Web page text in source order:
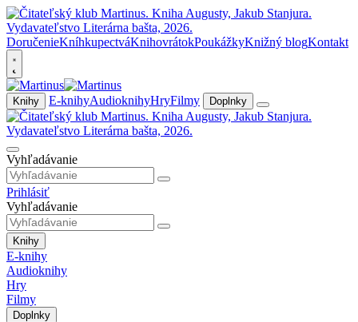
DoručenieKníhkupectváKnihovrátokPoukážkyKnižný blogKontakt
Knihy E-knihyAudioknihyHryFilmy Doplnky
Vyhľadávanie
Prihlásiť
Vyhľadávanie
Knihy
E-knihy
Audioknihy
Hry
Filmy
Doplnky